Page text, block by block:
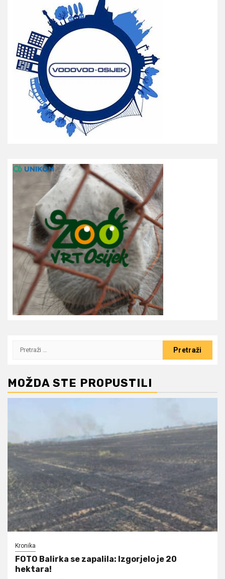
Pretraži:
MOŽDA STE PROPUSTILI
Kronika
FOTO Balirka se zapalila: Izgorjelo je 20
hektara!